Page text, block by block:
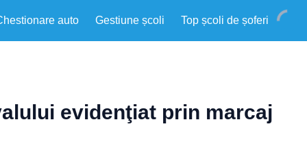
auto Gestiune școli Top școli de șoferi
evidenţiat prin marcaj